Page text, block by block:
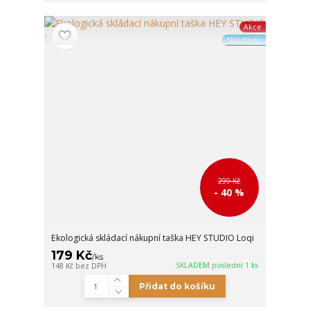
Akce
Skladovky
299 Kč
- 40 %
Ekologická skládací nákupní taška HEY STUDIO Loqi
179 Kč/ks
148 Kč bez DPH SKLADEM poslední 1 ks
Přidat do košíku